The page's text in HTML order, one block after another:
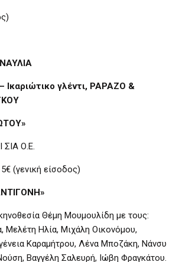
γλέντι, PAPAZO &
Ο.Ε.
(γενική είσοδος)
Θέμη Μουμουλίδη με τους:
Μελέτη Ηλία, Μιχάλη Οικονόμου,
Καραμήτρου, Λένα Μποζάκη, Νάνσυ
Βαγγέλη Σαλευρή, Ιώβη Φραγκάτου.